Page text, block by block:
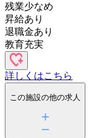
残業少なめ
昇給あり
退職金あり
教育充実
詳しくはこちら
この施設の他の求人